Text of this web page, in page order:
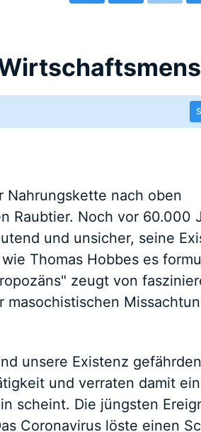
Nahrungskette nach oben
Raubtier. Noch vor 60.000
und unsicher, seine
Thomas Hobbes es
zeugt von
unsere Existenz
und verraten damit
scheint. Die jüngsten
Coronavirus löste einen